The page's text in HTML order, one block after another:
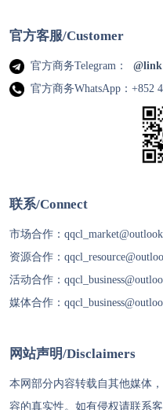
官方客服/Customer
官方商务Telegram：
官方商务WhatsApp：+852
联系/Connect
市场合作：
资源合作：
活动合作：
媒体合作：
网站声明/Disclaimers
本网部分内容转载自其他媒体
容的真实性。如有侵权请联系